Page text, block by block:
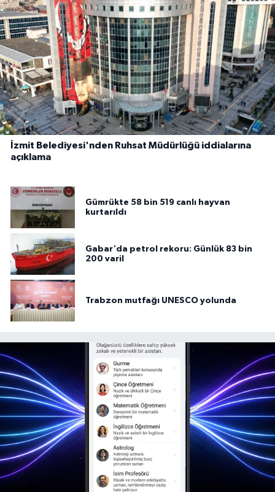
İzmit Belediyesi'nden Ruhsat Müdürlüğü iddialarına
açıklama
Gümrükte 58 bin 519 canlı hayvan
kurtarıldı
Gabar'da petrol rekoru: Günlük 83 bin
200 varil
Trabzon mutfağı UNESCO yolunda